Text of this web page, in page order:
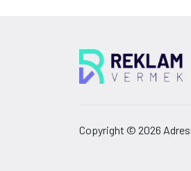
Copyright © 2026